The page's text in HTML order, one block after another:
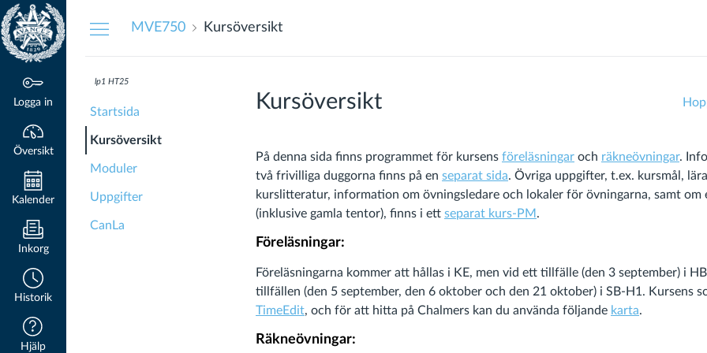
Översikt
Logga in
Översikt
Kalender
Inkorg
Historik
Hjälp
MVE750 Kursöversikt
lp1 HT25
Startsida
Kursöversikt
Moduler
Uppgifter
CanLa
Kursöversikt
På denna sida finns programmet för kursens föreläsningar och räkneövningar.
två frivilliga duggorna finns på en separat sida. Övriga uppgifter, t.ex. kursmål,
kurslitteratur, information om övningsledare och lokaler för övningarna, samt om
(inklusive gamla tentor), finns i ett separat kurs-PM .
Föreläsningar:
Föreläsningarna kommer att hållas i KE, men vid ett tillfälle (den 3 september) i
tillfällen (den 5 september, den 6 oktober och den 21 oktober) i SB-H1. Kursens
TimeEdit, och för att hitta på Chalmers kan du använda följande karta.
Räkneövningar: